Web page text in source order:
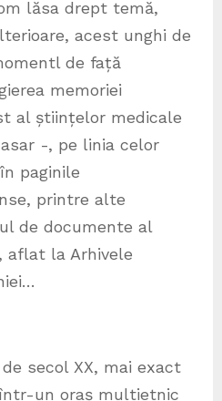
lăsa drept temă,
acest unghi de
de față
memoriei
al științelor medicale
-, pe linia celor
paginile
printre alte
de documente al
aflat la Arhivele
secol XX, mai exact
într-un oraș multietnic